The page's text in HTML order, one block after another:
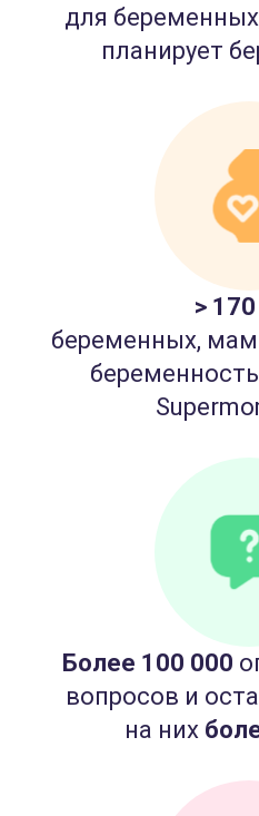
для
планирует
>
беременных,
Более 100 000
вопросов и
на них